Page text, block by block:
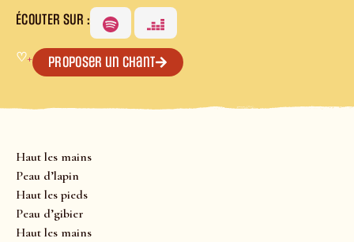
ÉCOUTER SUR :
♡+ Proposer un chant
Haut les mains
Peau d’lapin
Haut les pieds
Peau d’gibier
Haut les mains